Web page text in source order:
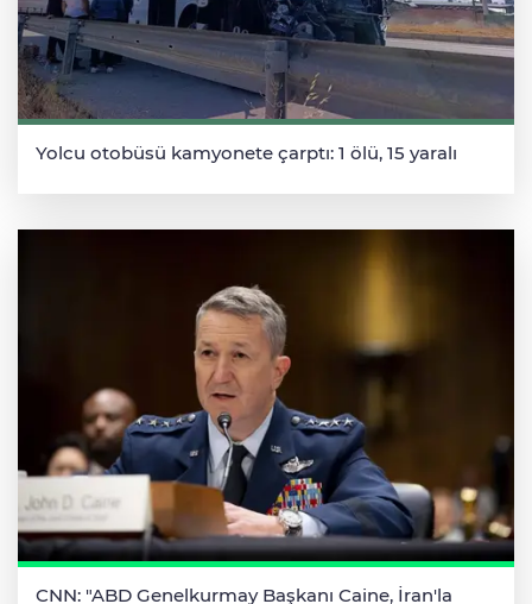
Yolcu otobüsü kamyonete çarptı: 1 ölü, 15 yaralı
CNN: "ABD Genelkurmay Başkanı Caine, İran'la